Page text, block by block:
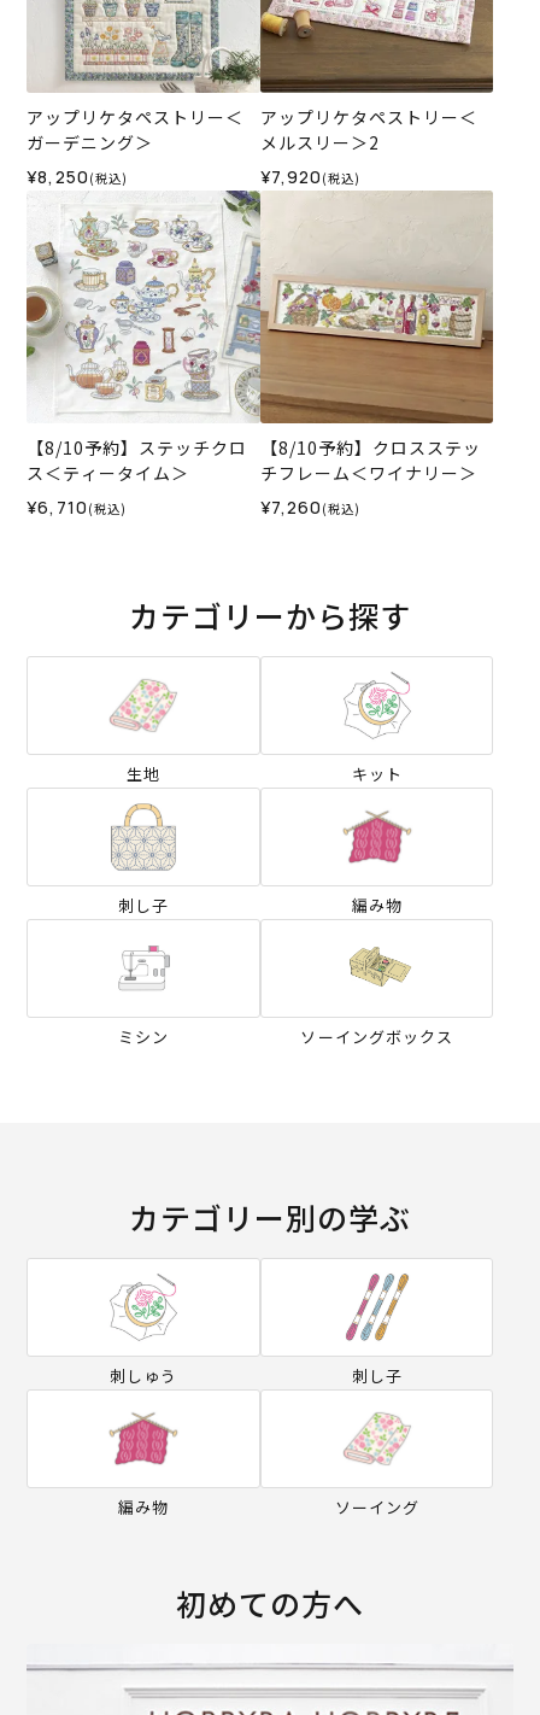
アップリケタペストリー＜
ガーデニング＞
¥8,250 (税込)
アップリケタペストリー＜
メルスリー＞2
¥7,920 (税込)
【8/10予約】ステッチクロ
ス＜ティータイム＞
¥6,710 (税込)
【8/10予約】クロスステッ
チフレーム＜ワイナリー＞
¥7,260 (税込)
カテゴリーから探す
生地 キット
刺し子 編み物
ミシン ソーイングボックス
カテゴリー別の学ぶ
刺しゅう 刺し子
編み物 ソーイング
初めての方へ